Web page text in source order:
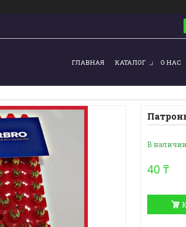
ГЛАВНАЯ КАТАЛОГ О НАС
В наличии
40 ₸